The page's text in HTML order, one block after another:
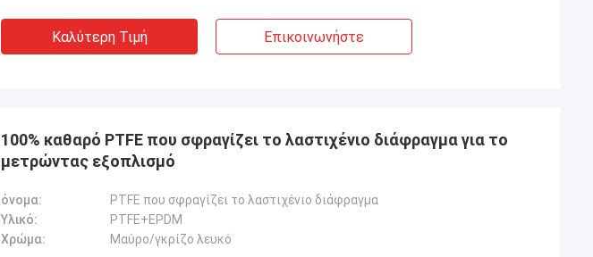
Καλύτερη Τιμή Επικοινωνήστε
100% καθαρό PTFE που σφραγίζει το λαστιχένιο διάφραγμα για το
μετρώντας εξοπλισμό
όνομα:
PTFE που σφραγίζει το λαστιχένιο διάφραγμα
Υλικό:
PTFE+EPDM
Χρώμα:
Μαύρο/γκρίζο λευκό